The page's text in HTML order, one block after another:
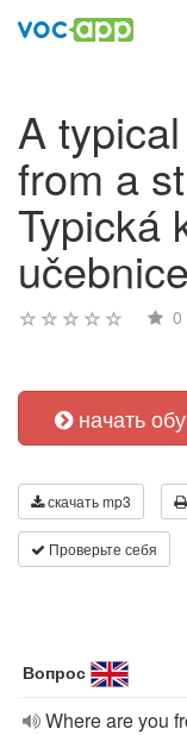
A
from a
Typická
0
начать
скачать mp3
Проверьте себя
Вопрос
Where are you